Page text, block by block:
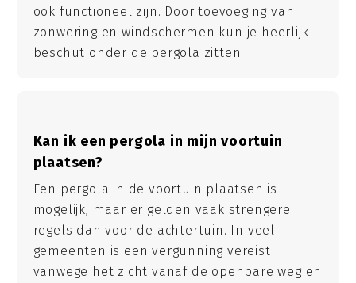
ook functioneel zijn. Door toevoeging van
zonwering en windschermen kun je heerlijk
beschut onder de pergola zitten.
Kan ik een pergola in mijn voortuin
plaatsen?
Een pergola in de voortuin plaatsen is
mogelijk, maar er gelden vaak strengere
regels dan voor de achtertuin. In veel
gemeenten is een vergunning vereist
vanwege het zicht vanaf de openbare weg en